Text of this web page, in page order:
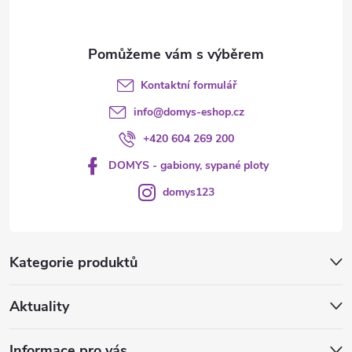
Kategorie produktů
Aktuality
Kontaktní formulář
info@domys-eshop.cz
+420 604 269 200
DOMYS - gabiony, sypané ploty
domys123